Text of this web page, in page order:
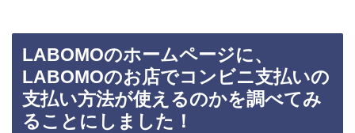
LABOMOのホームページに、
LABOMOのお店でコンビニ支払いの
支払い方法が使えるのかを調べてみ
ることにしました！